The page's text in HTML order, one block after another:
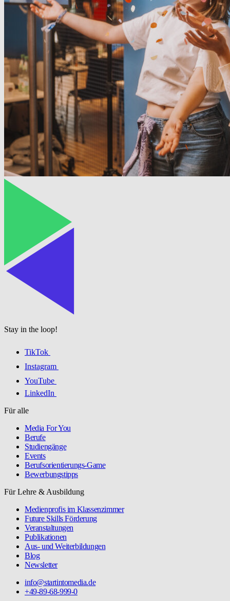
Stay in the loop!
TikTok
Instagram
YouTube
LinkedIn
Für alle
Media For You
Berufe
Studiengänge
Events
Berufsorientierungs-Game
Bewerbungstipps
Für Lehre & Ausbildung
Medienprofis im Klassenzimmer
Future Skills Förderung
Veranstaltungen
Publikationen
Aus- und Weiterbildungen
Blog
Newsletter
info@startintomedia.de
+49-89-68-999-0